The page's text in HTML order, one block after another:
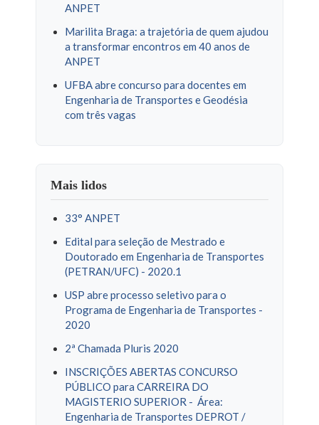
ANPET
Marilita Braga: a trajetória de quem ajudou
a transformar encontros em 40 anos de
ANPET
UFBA abre concurso para docentes em
Engenharia de Transportes e Geodésia
com três vagas
Mais lidos
33° ANPET
Edital para seleção de Mestrado e
Doutorado em Engenharia de Transportes
(PETRAN/UFC) - 2020.1
USP abre processo seletivo para o
Programa de Engenharia de Transportes -
2020
2ª Chamada Pluris 2020
INSCRIÇÕES ABERTAS CONCURSO
PÚBLICO para CARREIRA DO
MAGISTERIO SUPERIOR - Área:
Engenharia de Transportes DEPROT /